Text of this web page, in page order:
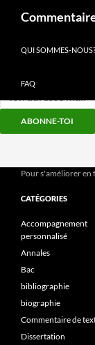
ABONNE-TOI
contenu
QUI SOMMES-NOUS?
FAQ
Pour s'améliorer en
CATÉGORIES
Accompagnement
personnalisé
Annales
Bac
bibliographie
biographie
Commentaire de
Dissertation